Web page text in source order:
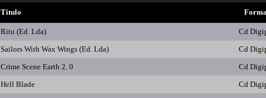
Titulo
Ritu (Ed. Lda) Cd
Sailors With Wax Wings (Ed. Lda) Cd
Crime Scene Earth 2. 0 Cd
Hell Blade Cd